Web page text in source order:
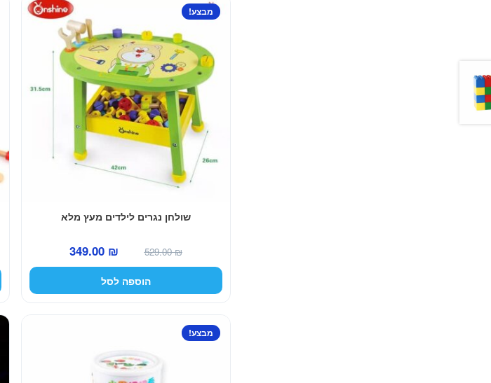
שולחן נגרים לילדים מעץ מלא
מבצע!
529.00₪
המחיר
המקורי
היה:
349.00 ₪
המחיר
הנוכחי
הוספה לסל
מבצע!